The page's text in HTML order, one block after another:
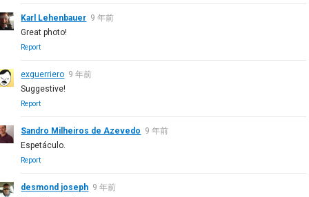
Karl Lehenbauer 9 年前
Great photo!
Report
exguerriero 9 年前
Suggestive!
Report
Sandro Milheiros de Azevedo 9 年前
Espetáculo.
Report
desmond joseph 9 年前